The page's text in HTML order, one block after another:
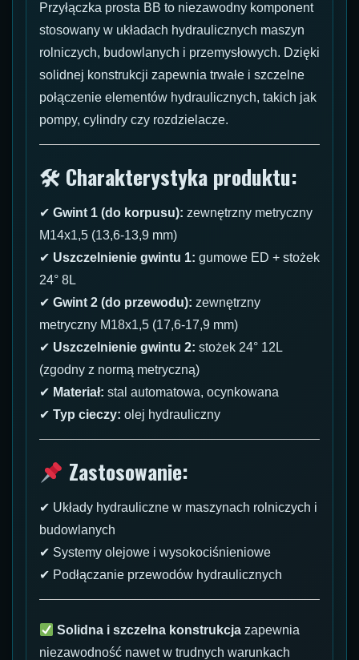
Przyłączka prosta BB to niezawodny komponent
stosowany w układach hydraulicznych maszyn
rolniczych, budowlanych i przemysłowych. Dzięki
solidnej konstrukcji zapewnia trwałe i szczelne
połączenie elementów hydraulicznych, takich jak
pompy, cylindry czy rozdzielacze.
🛠 Charakterystyka produktu:
✔ Gwint 1 (do korpusu): zewnętrzny metryczny
M14x1,5 (13,6-13,9 mm)
✔ Uszczelnienie gwintu 1: gumowe ED + stożek
24° 8L
✔ Gwint 2 (do przewodu): zewnętrzny
metryczny M18x1,5 (17,6-17,9 mm)
✔ Uszczelnienie gwintu 2: stożek 24° 12L
(zgodny z normą metryczną)
✔ Materiał: stal automatowa, ocynkowana
✔ Typ cieczy: olej hydrauliczny
Zastosowanie:
✔ Układy hydrauliczne w maszynach rolniczych i
budowlanych
✔ Systemy olejowe i wysokociśnieniowe
✔ Podłączanie przewodów hydraulicznych
Solidna i szczelna konstrukcja zapewnia
niezawodność nawet w trudnych warunkach